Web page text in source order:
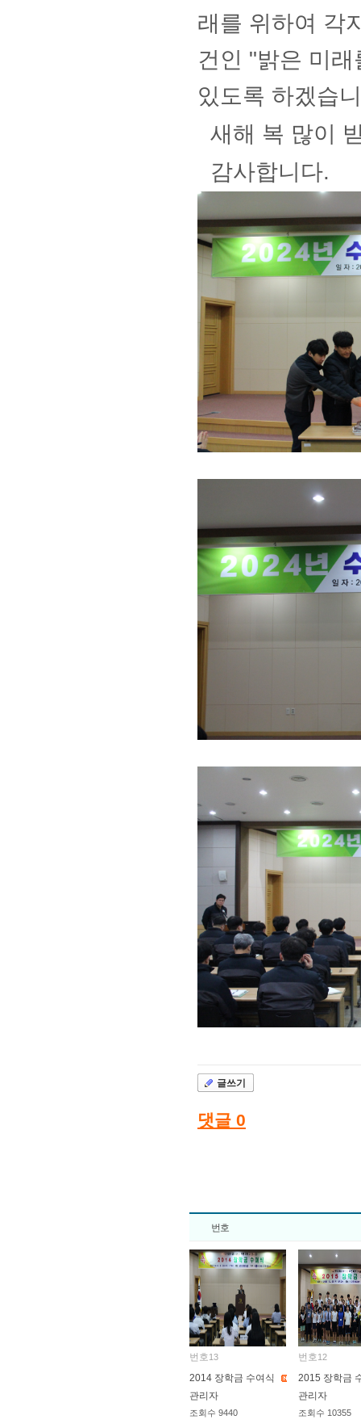
래를 위하여 각
건인 "밝은 미
있도록 하겠습
새해 복 많이
감사합니다.​
글쓰기
댓글 0
번호
번호13
2014 장학금 수여식
관리자
조회수 9440
번호12
2015 장학금
관리자
조회수 10355